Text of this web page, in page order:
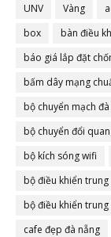
UNV
Vàng
box
bàn điều
báo giá lắp đặt
bấm dây mạng
bộ chuyển mạch
bộ chuyển đổi
bộ kích sóng wifi
bộ điều khiển
bộ điều khiển
cafe đẹp đà nẵng